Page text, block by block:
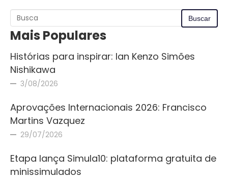
Mais Populares
Histórias para inspirar: Ian Kenzo Simões
Nishikawa
3/08/2026
Aprovações Internacionais 2026: Francisco
Martins Vazquez
29/07/2026
Etapa lança Simula10: plataforma gratuita de
minissimulados